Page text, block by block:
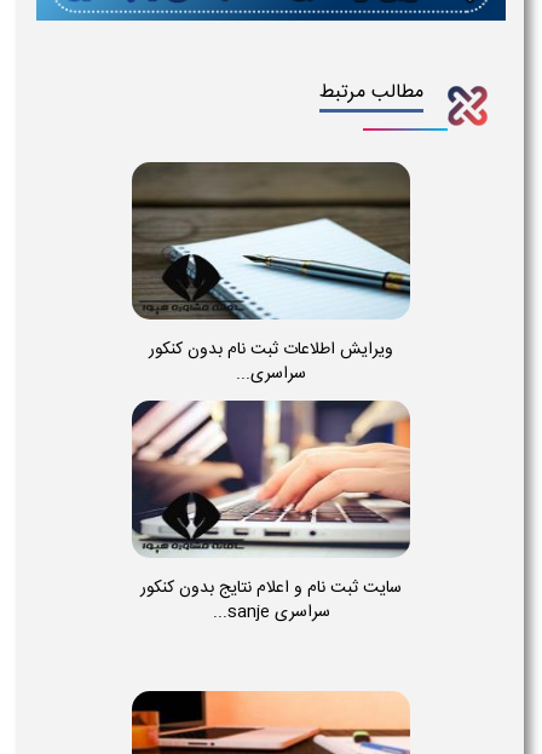
مطالب مرتبط
ویرایش اطلاعات ثبت نام بدون کنکور
سراسری...
سایت ثبت نام و اعلام نتایج بدون کنکور
سراسری sanje...